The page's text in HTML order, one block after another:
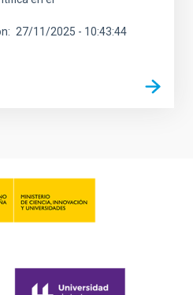
27/11/2025 - 10:43:44